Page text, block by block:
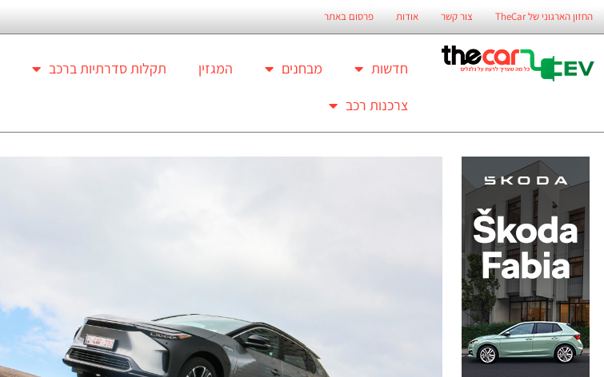
החזון הארגוני של TheCar צור קשר אודות פרסום באתר
חדשות מבחנים המגזין תקלות סדרתיות ברכב
צרכנות רכב